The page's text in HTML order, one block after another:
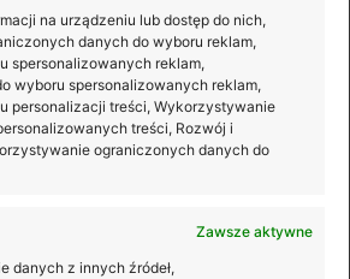
na urządzeniu lub dostęp do nich,
danych do wyboru reklam,
spersonalizowanych reklam,
wyboru spersonalizowanych reklam,
personalizacji treści, Wykorzystywanie
treści, Rozwój i
ograniczonych danych do
Zawsze aktywne
danych z innych źródeł,
Mini 2S